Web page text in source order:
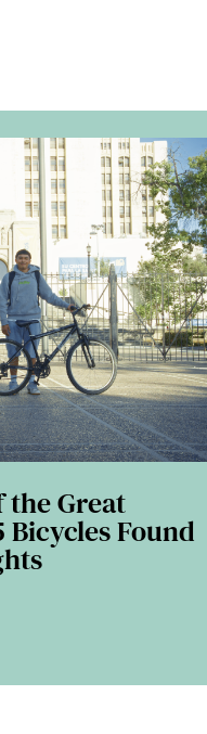
the Great
Found